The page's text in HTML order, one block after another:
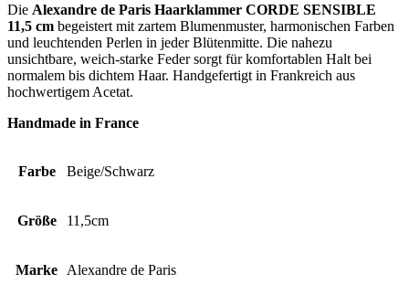
Die Alexandre de Paris Haarklammer CORDE SENSIBLE
11,5 cm begeistert mit zartem Blumenmuster, harmonischen Farben
und leuchtenden Perlen in jeder Blütenmitte. Die nahezu
unsichtbare, weich-starke Feder sorgt für komfortablen Halt bei
normalem bis dichtem Haar. Handgefertigt in Frankreich aus
hochwertigem Acetat.
Handmade in France
Farbe Beige/Schwarz
Größe 11,5cm
Marke Alexandre de Paris